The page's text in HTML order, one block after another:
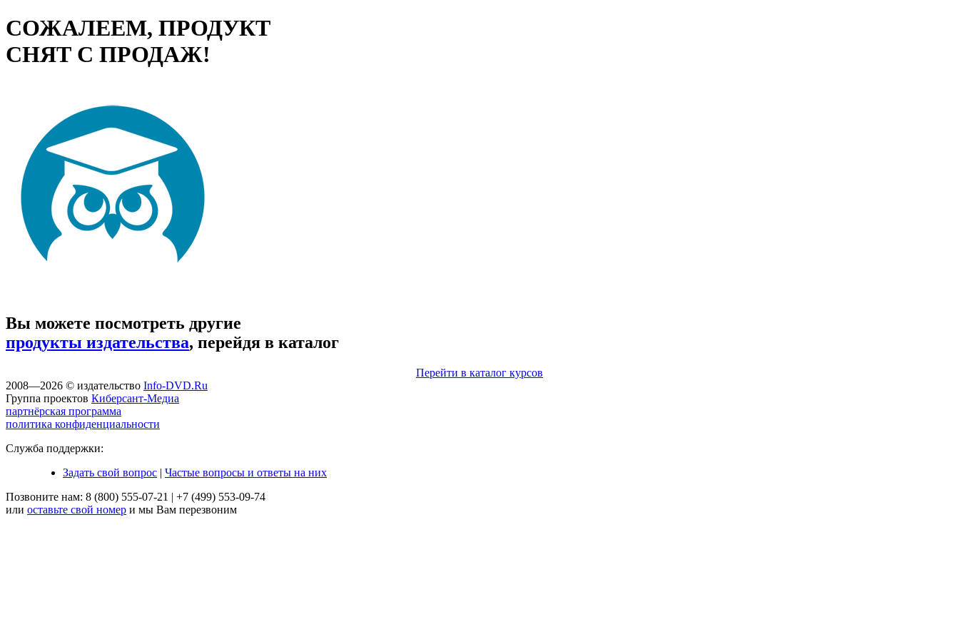
СОЖАЛЕЕМ, ПРОДУКТ
СНЯТ С ПРОДАЖ!
Вы можете посмотреть другие
продукты издательства, перейдя в каталог
Перейти в каталог курсов
2008—2026 © издательство Info-DVD.Ru
Группа проектов Киберсант-Медиа
партнёрская программа
политика конфиденциальности
Служба поддержки:
Задать свой вопрос | Частые вопросы и ответы на них
Позвоните нам: 8 (800) 555-07-21 | +7 (499) 553-09-74
или оставьте свой номер и мы Вам перезвоним